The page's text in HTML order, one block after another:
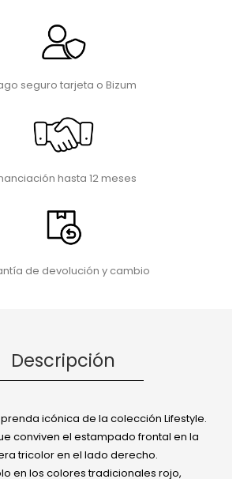
seguro tarjeta o Bizum
hasta 12 meses
de devolución y cambio
Descripción
icónica de la colección Lifestyle.
conviven el estampado frontal en la
tricolor en el lado derecho.
en los colores tradicionales rojo,